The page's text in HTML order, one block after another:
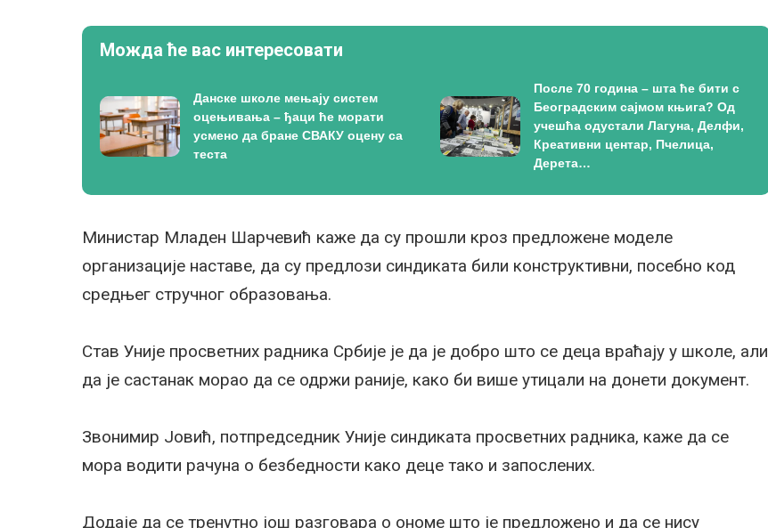
Можда ће вас интересовати
Данске школе мењају систем
оцењивања – ђаци ће морати
усмено да бране СВАКУ оцену са
теста
После 70 година – шта ће бити с
Београдским сајмом књига? Од
учешћа одустали Лагуна, Делфи,
Креативни центар, Пчелица,
Дерета…
Министар Младен Шарчевић каже да су прошли кроз предложене моделе
организације наставе, да су предлози синдиката били конструктивни, посебно код
средњег стручног образовања.
Став Уније просветних радника Србије је да је добро што се деца враћају у школе, али
да је састанак морао да се одржи раније, како би више утицали на донети документ.
Звонимир Јовић, потпредседник Уније синдиката просветних радника, каже да се
мора водити рачуна о безбедности како деце тако и запослених.
Додаје да се тренутно још разговара о ономе што је предложено и да се нису